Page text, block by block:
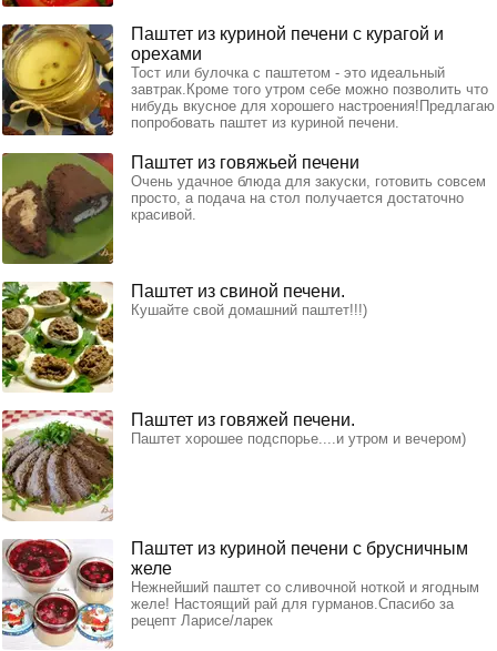
Паштет из куриной печени с курагой и
орехами
Тост или булочка с паштетом - это идеальный
завтрак.Кроме того утром себе можно позволить что
нибудь вкусное для хорошего настроения!Предлагаю
попробовать паштет из куриной печени.
Паштет из говяжьей печени
Очень удачное блюда для закуски, готовить совсем
просто, а подача на стол получается достаточно
красивой.
Паштет из свиной печени.
Кушайте свой домашний паштет!!!)
Паштет из говяжей печени.
Паштет хорошее подспорье....и утром и вечером)
Паштет из куриной печени с брусничным
желе
Нежнейший паштет со сливочной ноткой и ягодным
желе! Настоящий рай для гурманов.Спасибо за
рецепт Ларисе/ларек